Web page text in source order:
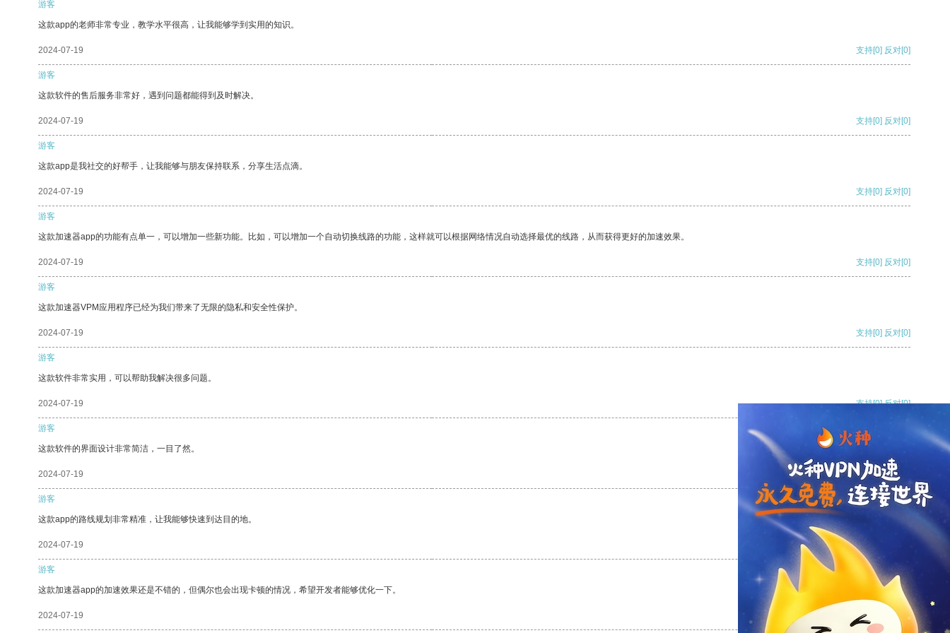
游客
这款app的老师非常专业，教学水平很高，让我能够学到实用的知识。
2024-07-19 支持[0] 反对[0]
游客
这款软件的售后服务非常好，遇到问题都能得到及时解决。
2024-07-19 支持[0] 反对[0]
游客
这款app是我社交的好帮手，让我能够与朋友保持联系，分享生活点滴。
2024-07-19 支持[0] 反对[0]
游客
这款加速器app的功能有点单一，可以增加一些新功能。比如，可以增加一个自动切换线路的功能，这样就可以根据网络情况自动选择最优的线路，从而获得更好的加速效果。
2024-07-19 支持[0] 反对[0]
游客
这款加速器VPM应用程序已经为我们带来了无限的隐私和安全性保护。
2024-07-19 支持[0] 反对[0]
游客
这款软件非常实用，可以帮助我解决很多问题。
2024-07-19 支持[0] 反对[0]
游客
这款软件的界面设计非常简洁，一目了然。
2024-07-19 支持[0] 反对
游客
这款app的路线规划非常精准，让我能够快速到达目的地。
2024-07-19 支持
游客
这款加速器app的加速效果还是不错的，但偶尔也会出现卡顿的情况，希望开发者能够优化一下。
2024-07-19 支持 反对 [0]